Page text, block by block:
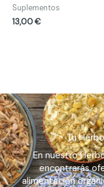
Suplementos
13,00€
Tu
En nuestro
encontrarás
alimentación